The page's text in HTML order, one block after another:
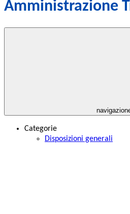
Amministrazione
Categorie
Disposizioni generali